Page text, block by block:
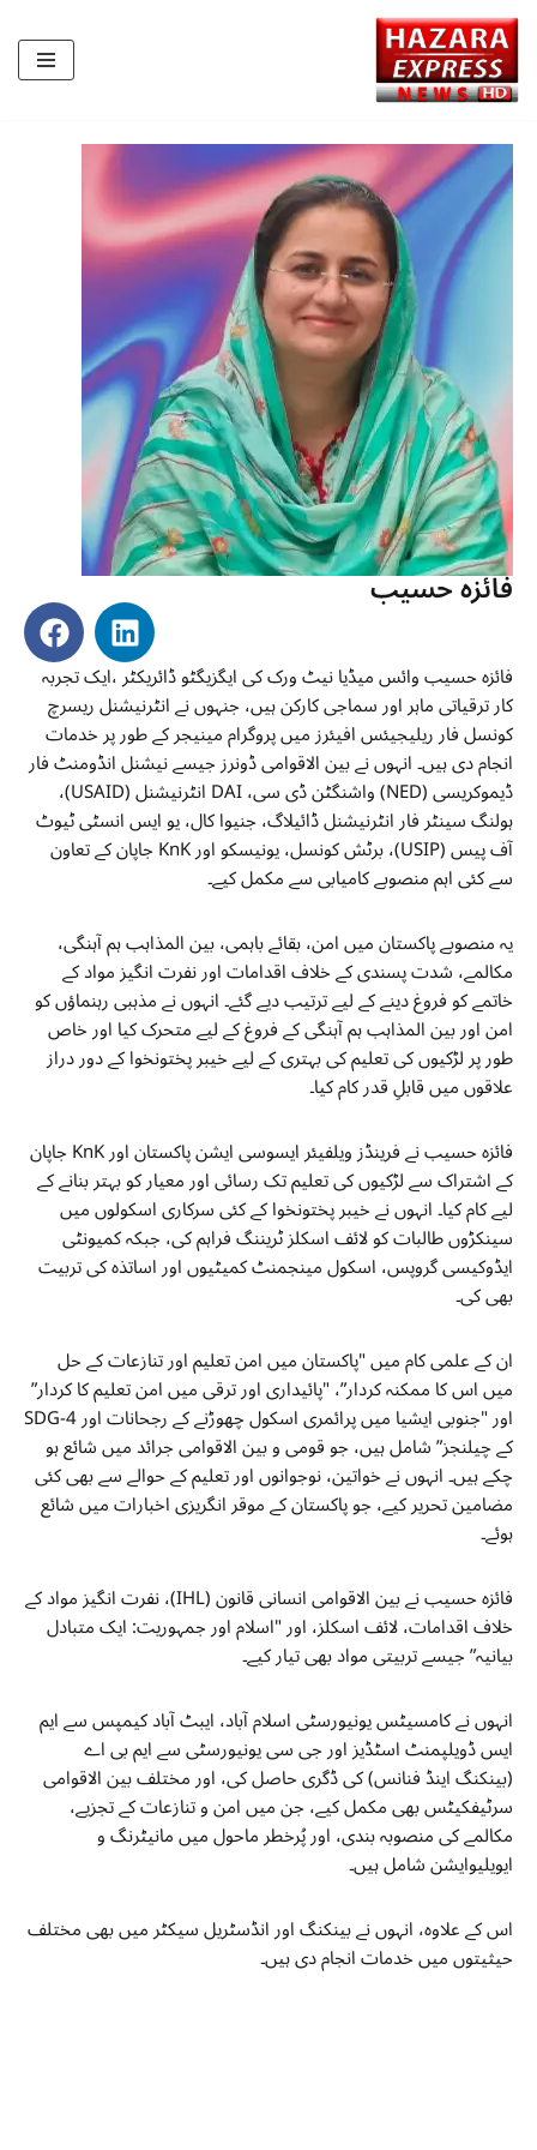
Skip
to
فائزہ حسیب
فائزہ حسیب وائس میڈیا نیٹ ورک کی ایگزیگٹو ڈائریکٹر ،ایک تجربہ
کار ترقیاتی ماہر اور سماجی کارکن ہیں، جنہوں نے انٹرنیشنل ریسرچ
کونسل فار ریلیجیئس افیئرز میں پروگرام مینیجر کے طور پر خدمات
انجام دی ہیں۔ انہوں نے بین الاقوامی ڈونرز جیسے نیشنل انڈومنٹ فار
ڈیموکریسی (NED) واشنگٹن ڈی سی، DAI انٹرنیشنل (USAID)،
ہولنگ سینٹر فار انٹرنیشنل ڈائیلاگ، جنیوا کال، یو ایس انسٹی ٹیوٹ
آف پیس (USIP)، برٹش کونسل، یونیسکو اور KnK جاپان کے تعاون
سے کئی اہم منصوبے کامیابی سے مکمل کیے۔
یہ منصوبے پاکستان میں امن، بقائے باہمی، بین المذاہب ہم آہنگی،
مکالمے، شدت پسندی کے خلاف اقدامات اور نفرت انگیز مواد کے
خاتمے کو فروغ دینے کے لیے ترتیب دیے گئے۔ انہوں نے مذہبی رہنماؤں کو
امن اور بین المذاہب ہم آہنگی کے فروغ کے لیے متحرک کیا اور خاص
طور پر لڑکیوں کی تعلیم کی بہتری کے لیے خیبر پختونخوا کے دور دراز
علاقوں میں قابلِ قدر کام کیا۔
فائزہ حسیب نے فرینڈز ویلفیئر ایسوسی ایشن پاکستان اور KnK جاپان
کے اشتراک سے لڑکیوں کی تعلیم تک رسائی اور معیار کو بہتر بنانے کے
لیے کام کیا۔ انہوں نے خیبر پختونخوا کے کئی سرکاری اسکولوں میں
سینکڑوں طالبات کو لائف اسکلز ٹریننگ فراہم کی، جبکہ کمیونٹی
ایڈوکیسی گروپس، اسکول مینجمنٹ کمیٹیوں اور اساتذہ کی تربیت
بھی کی۔
ان کے علمی کام میں "پاکستان میں امن تعلیم اور تنازعات کے حل
میں اس کا ممکنہ کردار”، "پائیداری اور ترقی میں امن تعلیم کا کردار”
اور "جنوبی ایشیا میں پرائمری اسکول چھوڑنے کے رجحانات اور SDG-4
کے چیلنجز” شامل ہیں، جو قومی و بین الاقوامی جرائد میں شائع ہو
چکے ہیں۔ انہوں نے خواتین، نوجوانوں اور تعلیم کے حوالے سے بھی کئی
مضامین تحریر کیے، جو پاکستان کے موقر انگریزی اخبارات میں شائع
ہوئے۔
فائزہ حسیب نے بین الاقوامی انسانی قانون (IHL)، نفرت انگیز مواد کے
خلاف اقدامات، لائف اسکلز، اور "اسلام اور جمہوریت: ایک متبادل
بیانیہ” جیسے تربیتی مواد بھی تیار کیے۔
انہوں نے کامسیٹس یونیورسٹی اسلام آباد، ایبٹ آباد کیمپس سے ایم
ایس ڈویلپمنٹ اسٹڈیز اور جی سی یونیورسٹی سے ایم بی اے
(بینکنگ اینڈ فنانس) کی ڈگری حاصل کی، اور مختلف بین الاقوامی
سرٹیفکیٹس بھی مکمل کیے، جن میں امن و تنازعات کے تجزیے،
مکالمے کی منصوبہ بندی، اور پُرخطر ماحول میں مانیٹرنگ و
ایویلیوایشن شامل ہیں۔
اس کے علاوہ، انہوں نے بینکنگ اور انڈسٹریل سیکٹر میں بھی مختلف
حیثیتوں میں خدمات انجام دی ہیں۔